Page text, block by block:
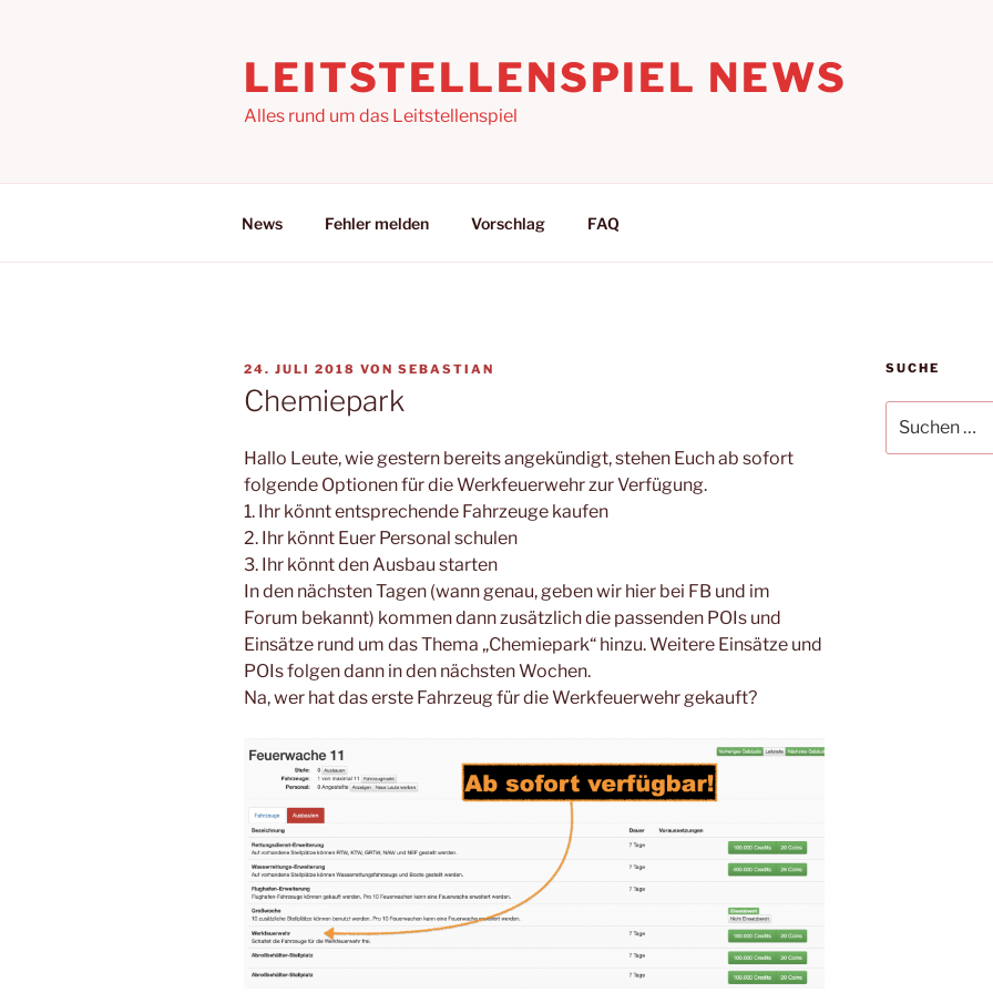
LEITSTELLENSPIEL NEWS
Alles rund um das Leitstellenspiel
News Fehler melden Vorschlag FAQ
VERÖFFENTLICHT
AM
24. JULI 2018 VON SEBASTIAN
Chemiepark
Hallo Leute, wie gestern bereits angekündigt, stehen Euch ab sofort
folgende Optionen für die Werkfeuerwehr zur Verfügung.
1. Ihr könnt entsprechende Fahrzeuge kaufen
2. Ihr könnt Euer Personal schulen
3. Ihr könnt den Ausbau starten
In den nächsten Tagen (wann genau, geben wir hier bei FB und im
Forum bekannt) kommen dann zusätzlich die passenden POIs und
Einsätze rund um das Thema „Chemiepark“ hinzu. Weitere Einsätze und
POIs folgen dann in den nächsten Wochen.
Na, wer hat das erste Fahrzeug für die Werkfeuerwehr gekauft?
SUCHE
nach: